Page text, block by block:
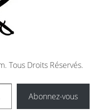
Tous Droits Réservés.
Abonnez-vous